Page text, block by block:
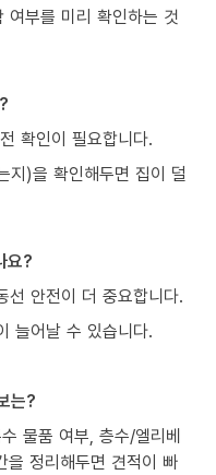
여부를 미리 확인하는 것
확인이 필요합니다.
지)을 확인해두면 집이 덜
요?
선 안전이 더 중요합니다.
늘어날 수 있습니다.
는?
물품 여부, 층수/엘리베
을 정리해두면 견적이 빠